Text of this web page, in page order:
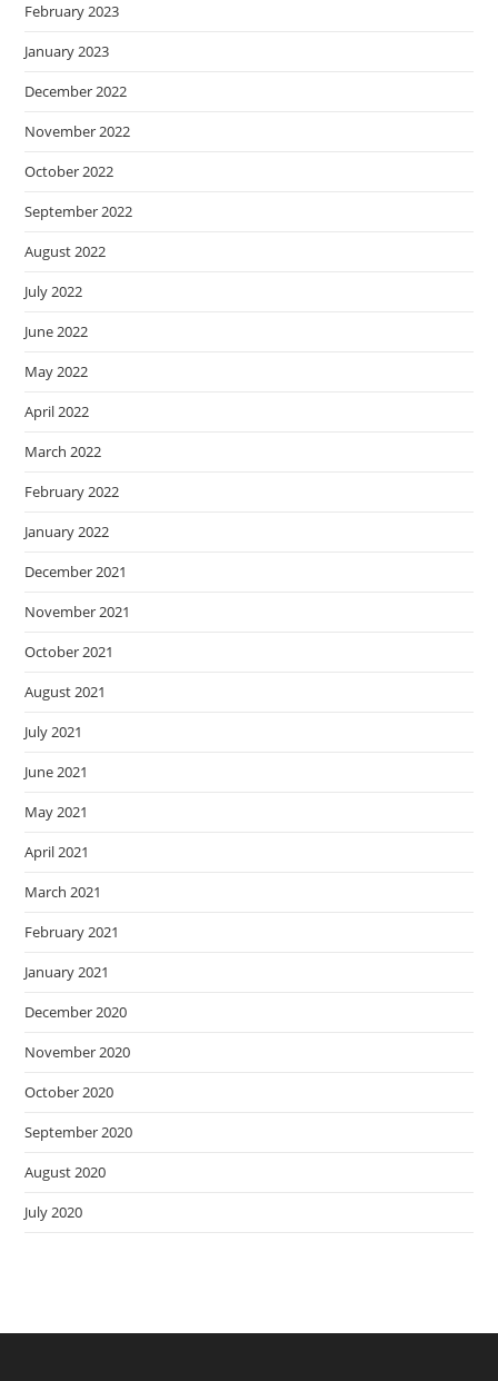
February 2023
January 2023
December 2022
November 2022
October 2022
September 2022
August 2022
July 2022
June 2022
May 2022
April 2022
March 2022
February 2022
January 2022
December 2021
November 2021
October 2021
August 2021
July 2021
June 2021
May 2021
April 2021
March 2021
February 2021
January 2021
December 2020
November 2020
October 2020
September 2020
August 2020
July 2020